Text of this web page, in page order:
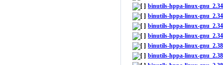
binutils-hppa-linux-
binutils-hppa-linux-
binutils-hppa-linux-
binutils-hppa-linux-
binutils-hppa-linux-
binutils-hppa-linux-